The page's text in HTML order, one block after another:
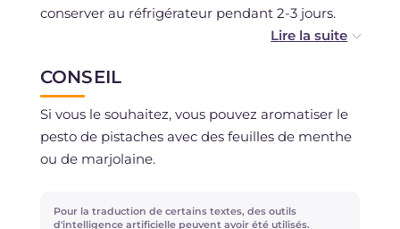
conserver au réfrigérateur pendant 2-3 jours.
Le pesto de pistaches peut se conserver au
réfrigérateur pendant 4-5 jours ou peut être
congelé.
CONSEIL
Si vous le souhaitez, vous pouvez aromatiser le
pesto de pistaches avec des feuilles de menthe
ou de marjolaine.
Pour la traduction de certains textes, des outils
d'intelligence artificielle peuvent avoir été utilisés.